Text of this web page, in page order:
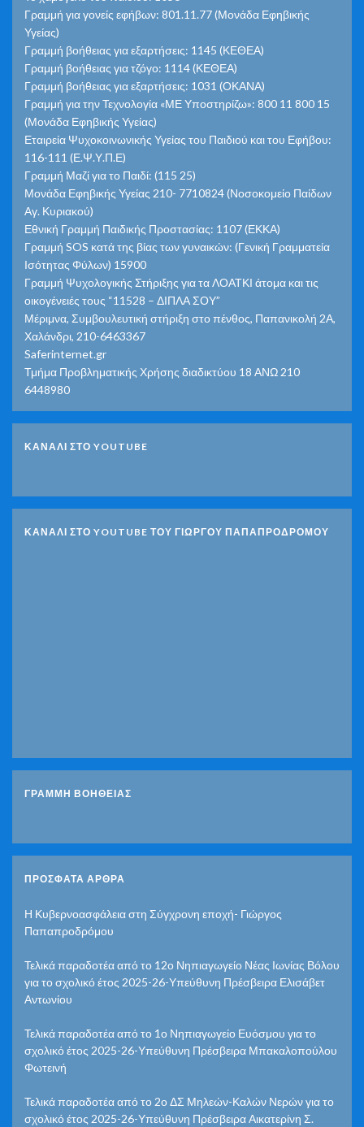
Γραμμή για γονείς εφήβων: 801.11.77 (Μονάδα Εφηβικής
Υγείας)
Γραμμή βοήθειας για εξαρτήσεις: 1145 (ΚΕΘΕΑ)
Γραμμή βοήθειας για τζόγο: 1114 (ΚΕΘΕΑ)
Γραμμή βοήθειας για εξαρτήσεις: 1031 (ΟΚΑΝΑ)
Γραμμή για την Τεχνολογία «ΜΕ Υποστηρίζω»: 800 11 800 15
(Μονάδα Εφηβικής Υγείας)
Εταιρεία Ψυχοκοινωνικής Υγείας του Παιδιού και του Εφήβου:
116-111 (Ε.Ψ.Υ.Π.Ε)
Γραμμή Μαζί για το Παιδί: (115 25)
Μονάδα Εφηβικής Υγείας 210- 7710824 (Νοσοκομείο Παίδων
Αγ. Κυριακού)
Εθνική Γραμμή Παιδικής Προστασίας: 1107 (ΕΚΚΑ)
Γραμμή SOS κατά της βίας των γυναικών: (Γενική Γραμματεία
Ισότητας Φύλων) 15900
Γραμμή Ψυχολογικής Στήριξης για τα ΛΟΑΤΚΙ άτομα και τις
οικογένειές τους “11528 – ΔΙΠΛΑ ΣΟΥ”
Μέριμνα, Συμβουλευτική στήριξη στο πένθος, Παπανικολή 2Α,
Χαλάνδρι, 210-6463367
Saferinternet.gr
Τμήμα Προβληματικής Χρήσης διαδικτύου 18 ΑΝΩ 210
6448980
ΚΑΝΑΛΙ ΣΤΟ YOUTUBE
ΚΑΝΑΛΙ ΣΤΟ YOUTUBE ΤΟΥ ΓΙΩΡΓΟΥ ΠΑΠΑΠΡΟΔΡΟΜΟΥ
ΓΡΑΜΜΗ ΒΟΗΘΕΙΑΣ
ΠΡΌΣΦΑΤΑ ΆΡΘΡΑ
Η Κυβερνοασφάλεια στη Σύγχρονη εποχή- Γιώργος
Παπαπροδρόμου
Τελικά παραδοτέα από το 12ο Νηπιαγωγείο Νέας Ιωνίας Βόλου
για το σχολικό έτος 2025-26-Υπεύθυνη Πρέσβειρα Ελισάβετ
Αντωνίου
Τελικά παραδοτέα από το 1ο Νηπιαγωγείο Ευόσμου για το
σχολικό έτος 2025-26-Υπεύθυνη Πρέσβειρα Μπακαλοπούλου
Φωτεινή
Τελικά παραδοτέα από το 2ο ΔΣ Μηλεών-Καλών Νερών για το
σχολικό έτος 2025-26-Υπεύθυνη Πρέσβειρα Αικατερίνη Σ.